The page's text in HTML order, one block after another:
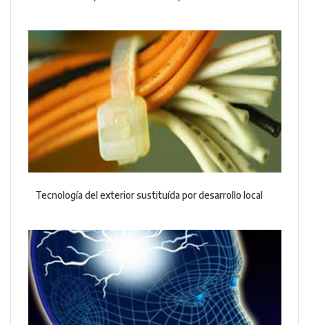
Tecnología del exterior sustituída por desarrollo local